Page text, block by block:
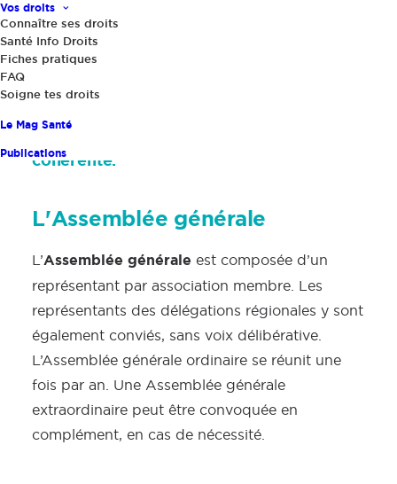
Vos droits
Connaître ses droits
Santé Info Droits
Fiches pratiques
FAQ
Soigne tes droits
Le Mag Santé
Publications
Forte de ses nombreuses associations
membres, France Assos Santé est un
suppose une solide organisation pour agir
de manière à la fois concertée et
cohérente.
L'Assemblée générale
L’Assemblée générale est composée d’un
représentant par association membre. Les
représentants des délégations régionales y sont
également conviés, sans voix délibérative.
L’Assemblée générale ordinaire se réunit une
fois par an. Une Assemblée générale
extraordinaire peut être convoquée en
complément, en cas de nécessité.